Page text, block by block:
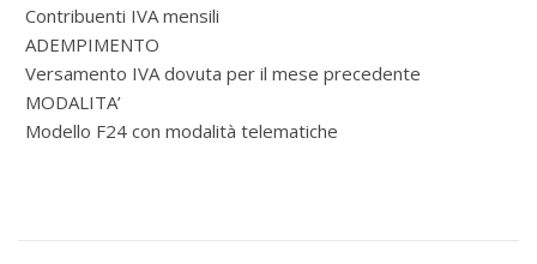
Contribuenti IVA mensili
ADEMPIMENTO
Versamento IVA dovuta per il mese precedente
MODALITA’
Modello F24 con modalità telematiche